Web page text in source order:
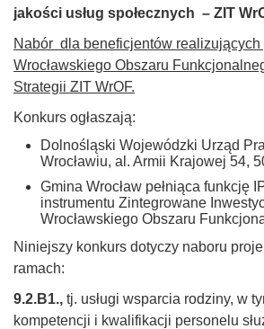
jakości usług społecznych – ZIT
Nabór dla beneficjentów realizujących
Wrocławskiego Obszaru
Strategii ZIT WrOF.
Konkurs ogłaszają:
Dolnośląski Wojewódzki Urząd
Wrocławiu, al. Armii Krajowej 54,
Gmina Wrocław pełniąca funkcję
instrumentu Zintegrowane
Wrocławskiego Obszaru
Niniejszy konkurs dotyczy naboru
ramach:
9.2.B1., tj. usługi wsparcia rodziny, w
kompetencji i kwalifikacji personelu